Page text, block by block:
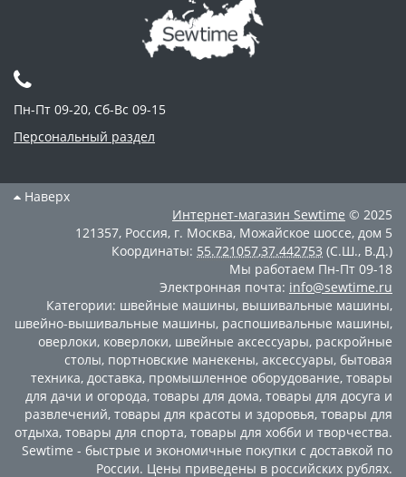
Пн-Пт 09-20, Сб-Вс 09-15
Персональный раздел
Наверх
Интернет-магазин Sewtime © 2025
121357, Россия, г. Москва, Можайское шоссе, дом 5
Координаты: 55.721057,37.442753 (С.Ш., В.Д.)
Мы работаем Пн-Пт 09-18
Электронная почта: info@sewtime.ru
Категории: швейные машины, вышивальные машины,
швейно-вышивальные машины, распошивальные машины,
оверлоки, коверлоки, швейные аксессуары, раскройные
столы, портновские манекены, аксессуары, бытовая
техника, доставка, промышленное оборудование, товары
для дачи и огорода, товары для дома, товары для досуга и
развлечений, товары для красоты и здоровья, товары для
отдыха, товары для спорта, товары для хобби и творчества.
Sewtime - быстрые и экономичные покупки с доставкой по
России. Цены приведены в российских рублях.